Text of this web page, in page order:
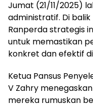
Jumat (21/11/2025)
administratif. Di
Ranperda strategis
untuk memastikan
konkret dan efektif
Ketua Pansus
V Zahry
mereka rumuskan